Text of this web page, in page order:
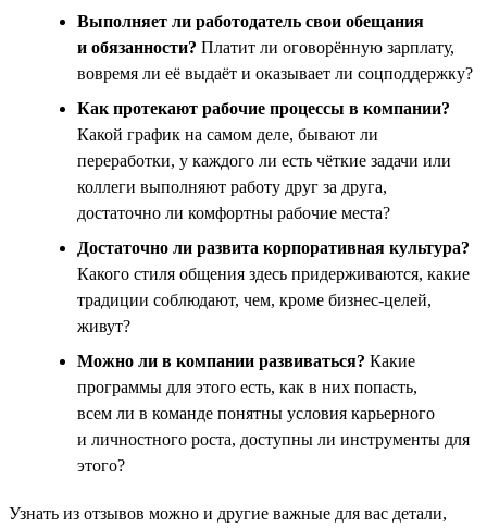
Выполняет ли работодатель свои обещания
и обязанности? Платит ли оговорённую зарплату,
вовремя ли её выдаёт и оказывает ли соцподдержку?
Как протекают рабочие процессы в компании?
Какой график на самом деле, бывают ли
переработки, у каждого ли есть чёткие задачи или
коллеги выполняют работу друг за друга,
достаточно ли комфортны рабочие места?
Достаточно ли развита корпоративная культура?
Какого стиля общения здесь придерживаются, какие
традиции соблюдают, чем, кроме бизнес-целей,
живут?
Можно ли в компании развиваться? Какие
программы для этого есть, как в них попасть,
всем ли в команде понятны условия карьерного
и личностного роста, доступны ли инструменты для
этого?
Узнать из отзывов можно и другие важные для вас детали,